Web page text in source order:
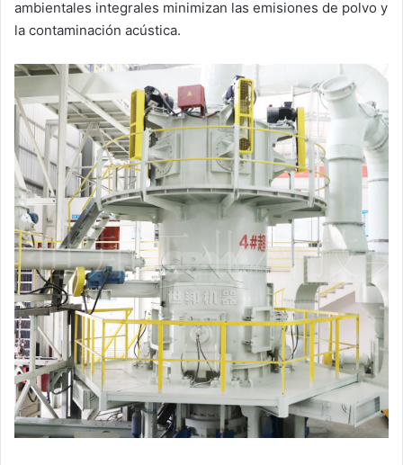
ambientales integrales minimizan las emisiones de polvo y
la contaminación acústica.